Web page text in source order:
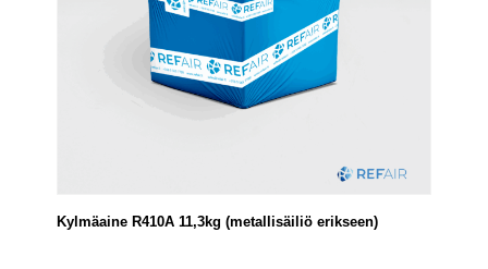
Kylmäaine R410A 11,3kg (metallisäiliö erikseen)